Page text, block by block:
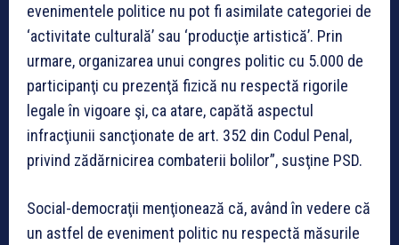
evenimentele politice nu pot fi asimilate categoriei de
‘activitate culturală’ sau ‘producţie artistică’. Prin
urmare, organizarea unui congres politic cu 5.000 de
participanţi cu prezenţă fizică nu respectă rigorile
legale în vigoare şi, ca atare, capătă aspectul
infracţiunii sancţionate de art. 352 din Codul Penal,
privind zădărnicirea combaterii bolilor”, susţine PSD.
Social-democraţii menţionează că, având în vedere că
un astfel de eveniment politic nu respectă măsurile